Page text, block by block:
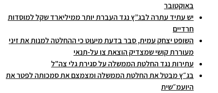
באוקטובר
יש עתיד עתרה לבג”ץ נגד העברת יותר ממיליארד שקל למוסדות
חרדיים
השופט יצחק עמית, סבר בדעת מיעוט כי ההחלטה למנות את זיני
מעוררת קושי שמצדיק הוצאת צו על-תנאי
עתירות נגד החלטת הממשלה על סגירת גלי צה"ל
בג״ץ מבטל את החלטת הממשלה ומצמצם את סמכותה לפטר את
היועמ״שית